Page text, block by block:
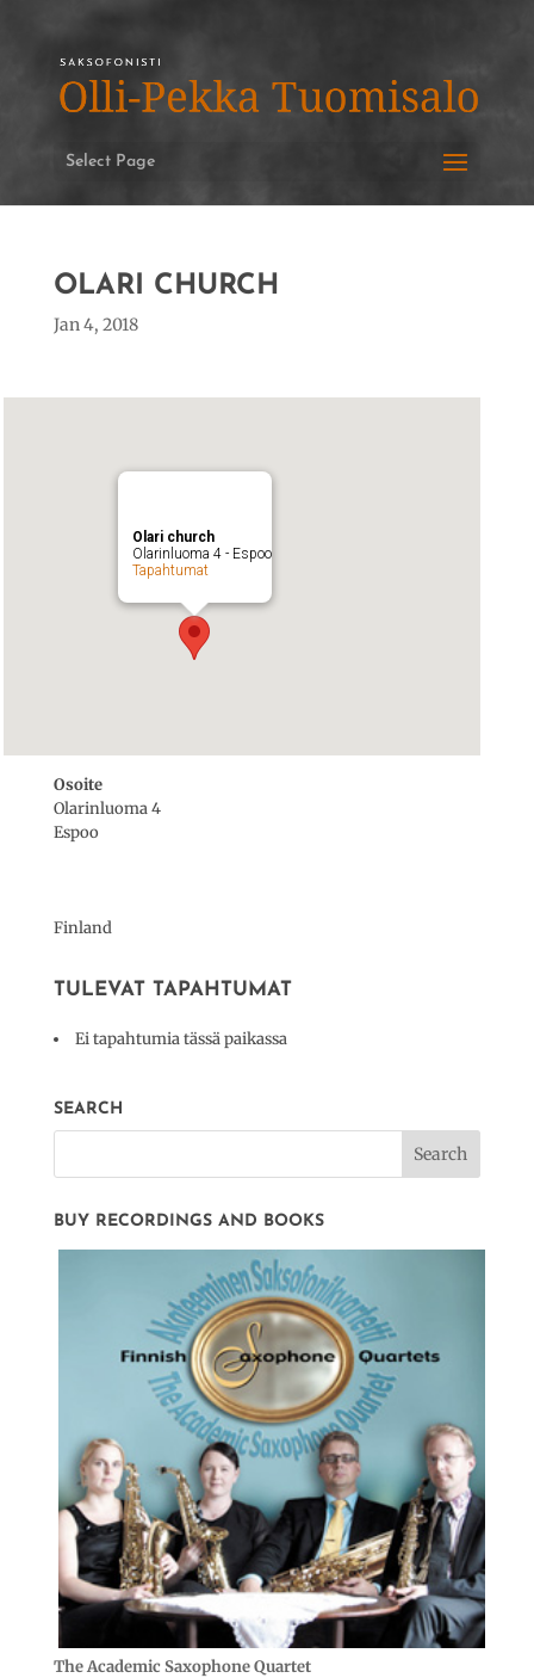
Select Page
OLARI CHURCH
Jan 4, 2018
Olari church
Olarinluoma 4 - Espoo
Tapahtumat
Osoite
Olarinluoma 4
Espoo
Finland
TULEVAT TAPAHTUMAT
Ei tapahtumia tässä paikassa
SEARCH
BUY RECORDINGS AND BOOKS
The Academic Saxophone Quartet